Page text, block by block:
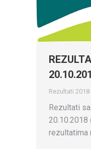
Rezultati 2018
Rezultati
20.10.2018
rezultatima